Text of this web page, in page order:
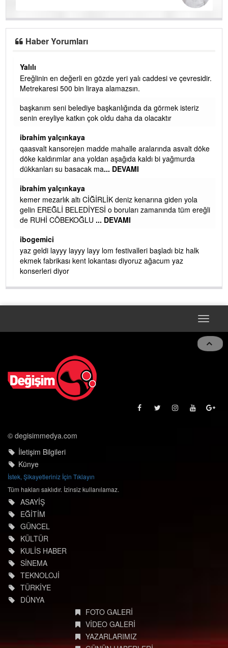
Haber Yorumları
Yalılı
Ereğlinin en değerli en gözde yeri yalı caddesi ve çevresidir.
Metrekaresi 500 bin liraya alamazsın.
başkanım seni belediye başkanlığında da görmek isteriz
senin ereyliye katkın çok oldu daha da olacaktır
ibrahim yalçınkaya
qaasvalt kansorejen madde mahalle aralarında asvalt döke
döke kaldırımlar ana yoldan aşağıda kaldı bi yağmurda
dükkanları su basacak ma... DEVAMI
ibrahim yalçınkaya
kemer mezarlık altı CİĞİRLİK deniz kenarına giden yola
gelin EREĞLİ BELEDİYESİ o boruları zamanında tüm ereğli
de RUHİ CÖBEKOĞLU ... DEVAMI
ibogemici
yaz geldi layyy layyy layy lom festivalleri başladı biz halk
ekmek fabrikası kent lokantası diyoruz ağacum yaz
konserleri diyor
Toggle
© degisimmedya.com
İletişim Bilgileri
Künye
İstek, Şikayetleriniz İçin Tıklayın
Tüm hakları saklıdır. İzinsiz kullanılamaz.
ASAYİŞ
EĞİTİM
GÜNCEL
KÜLTÜR
KULİS HABER
SİNEMA
TEKNOLOJİ
TÜRKİYE
DÜNYA
FOTO GALERİ
VİDEO GALERİ
YAZARLARIMIZ